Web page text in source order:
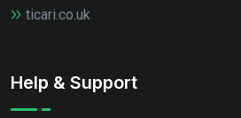
ticari.co.uk
Help & Support